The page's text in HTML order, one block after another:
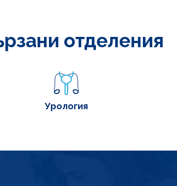
отделения
Урология